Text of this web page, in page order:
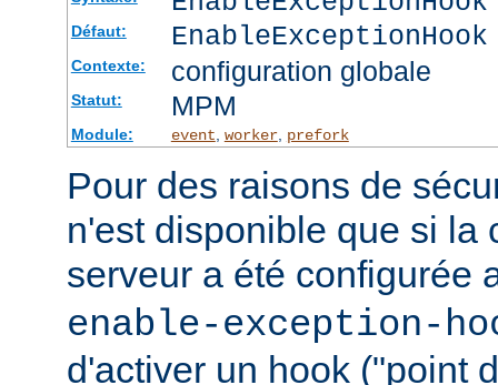
Défaut:
Contexte: configuration globale
Statut: MPM
Module: event worker, prefork
Pour des raisons de
n'est disponible que si la
serveur a été configurée
enable-exception-
d'activer un hook ("point